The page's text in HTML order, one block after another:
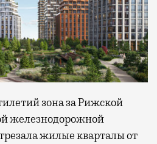
зона за Рижской
железнодорожной
жилые кварталы от